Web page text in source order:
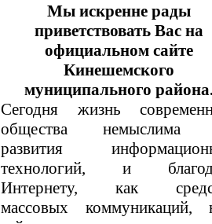
Мы искренне рады
приветствовать Вас на
официальном сайте
Кинешемского
муниципального
Сегодня жизнь
общества немыслима
развития
технологий, и
Интернету, как
массовых коммуникаций,